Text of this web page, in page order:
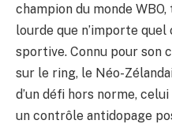
champion du monde
lourde que n’importe
sportive. Connu pour son
sur le ring, le Néo-
d’un défi hors norme,
un contrôle antidopage